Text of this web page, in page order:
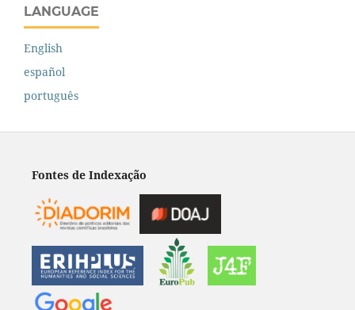
LANGUAGE
English
español
português
Fontes de Indexação